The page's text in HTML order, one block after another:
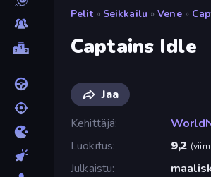
Pelit » Seikkailu » Vene »
Captains Idle
Jaa
Kehittäjä
Luokitus
9,2 (
Julkaistu